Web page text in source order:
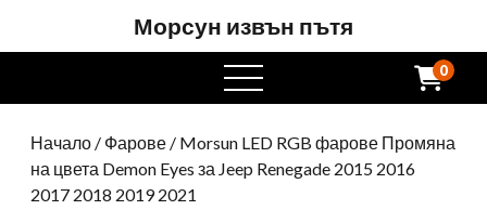
Морсун извън пътя
Отворете
менюто
0
Начало / Фарове / Morsun LED RGB фарове Промяна
на цвета Demon Eyes за Jeep Renegade 2015 2016
2017 2018 2019 2021